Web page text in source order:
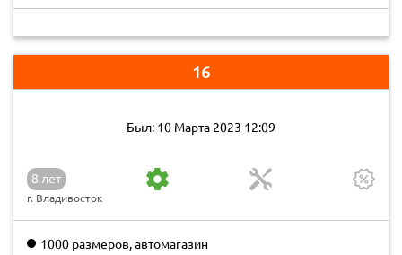
16
Был: 10 Марта 2023 12:09
8 лет
г. Владивосток
1000 размеров, автомагазин